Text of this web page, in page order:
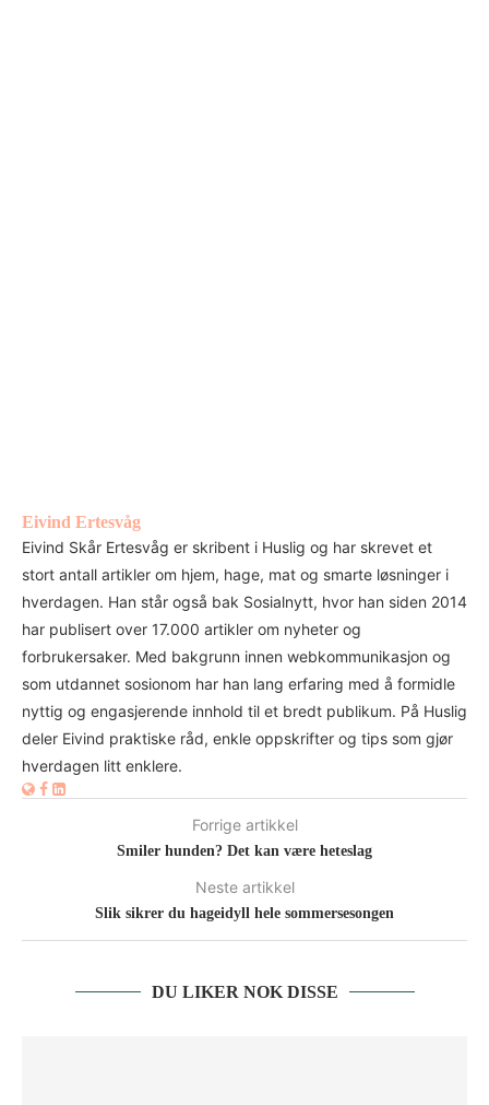
Eivind Ertesvåg
Eivind Skår Ertesvåg er skribent i Huslig og har skrevet et
stort antall artikler om hjem, hage, mat og smarte løsninger i
hverdagen. Han står også bak Sosialnytt, hvor han siden 2014
har publisert over 17.000 artikler om nyheter og
forbrukersaker. Med bakgrunn innen webkommunikasjon og
som utdannet sosionom har han lang erfaring med å formidle
nyttig og engasjerende innhold til et bredt publikum. På Huslig
deler Eivind praktiske råd, enkle oppskrifter og tips som gjør
hverdagen litt enklere.
Forrige artikkel
Smiler hunden? Det kan være heteslag
Neste artikkel
Slik sikrer du hageidyll hele sommersesongen
DU LIKER NOK DISSE